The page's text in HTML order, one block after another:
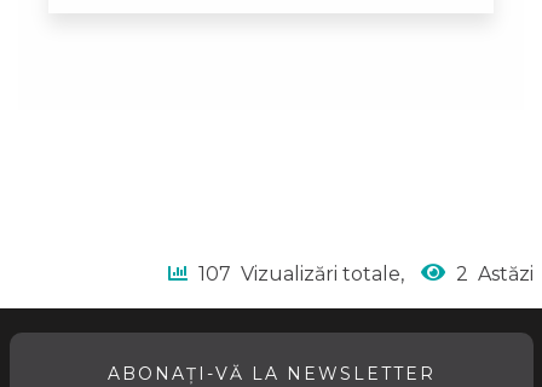
107 Vizualizări totale, 2 Astăzi
ABONAȚI-VĂ LA NEWSLETTER